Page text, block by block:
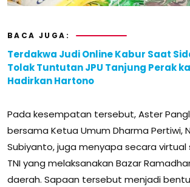
BACA JUGA:
Terdakwa Judi Online Kabur Saat
Tolak Tuntutan JPU Tanjung Perak
Hadirkan Hartono
Pada kesempatan tersebut, Aster
bersama Ketua Umum Dharma Pertiwi,
Subiyanto, juga menyapa secara virtual
TNI yang melaksanakan Bazar
daerah. Sapaan tersebut menjadi